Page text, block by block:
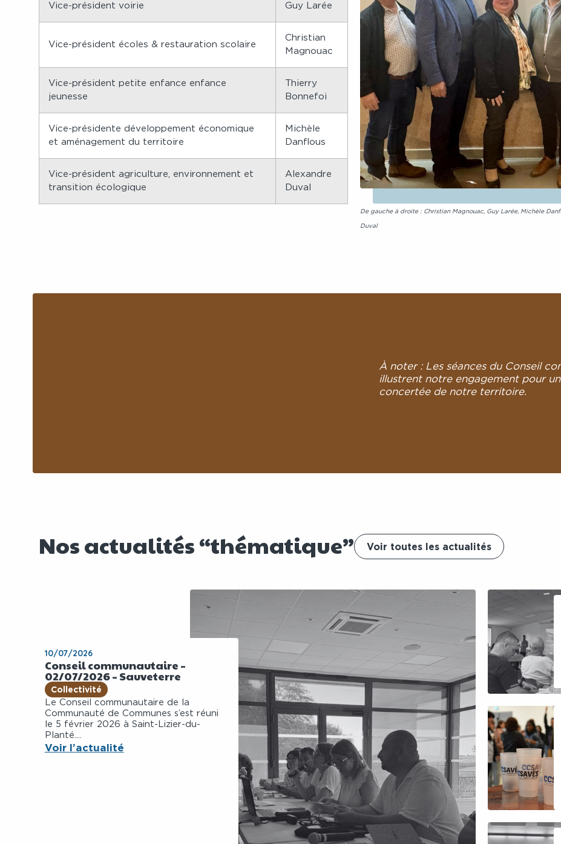
Vice-président voirie Guy Larée
Vice-président écoles & restauration scolaire
Christian
Magnouac
Vice-président petite enfance enfance
jeunesse
Thierry
Bonnefoi
Vice-présidente développement économique
et aménagement du territoire
Michèle
Danflous
Vice-président agriculture, environnement et
transition écologique
Alexandre
Duval
De gauche à droite : Christian Magnouac, Guy Larée, Michèle
Duval
À noter : Les séances du Conseil
illustrent notre engagement pour
concertée de notre territoire.
Nos actualités “thématique” Voir toutes les actualités
10/07/2026
Conseil communautaire –
02/07/2026 – Sauveterre
Collectivité
Le Conseil communautaire de la
Communauté de Communes s’est réuni
le 5 février 2026 à Saint-Lizier-du-
Planté....
Voir l’actualité